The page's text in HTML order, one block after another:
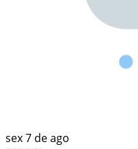
sex7 de ago